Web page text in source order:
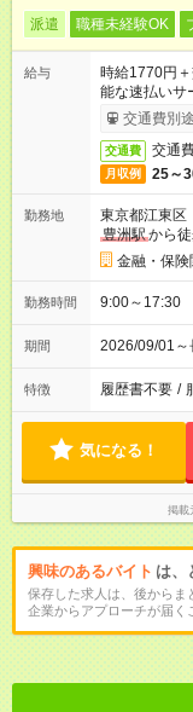
派遣 職種未経験OK
給与
時給1770円
能な速払いサ
交通費別
交通費 交通
月収例 25～
勤務地
東京都江東区
豊洲駅から
金融・保険
勤務時間 9:00～17:30
期間 2026/09/01
特徴 履歴書不要 /
気になる！
掲載
興味のあるバイト は、
保存した求人は、後からま
企業からアプローチが届く